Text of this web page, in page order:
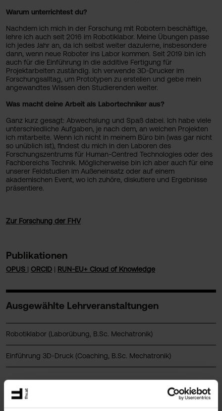
Warum unterrichtest du?
Nachdem ich mich in der Forschung mit Robotern beschäftige,
lehre ich auch seit 2016 im Robotiklabor. Meine Übungen passe
ich jedes Jahr an, da ich selbst weiter dazulerne, insbesondere
dann, wenn neue Roboter ins Labor kommen. Seit 2019 bin ich
auch für die Einführung in die additive Fertigung für
Projektarbeiten zuständig. Ich verwende 3D-Drucker im
Forschungsalltag, um Prototypen zu erstellen und gebe mein
angewandtes Wissen den Studierenden weiter.
Was macht deine Arbeit als Labortechniker aus?
Ganz kurz gesagt: Abwechslung und Spaß dabei. Ich habe viele
unterschiedliche Aufgaben, je nach dem, an welchen Projekten
ich mitarbeite. Wenn ich nicht in meinem Büro bin (was gar nicht
so unüblich ist), findest du mich in den Laboren des
Forschungszentrums für Human-Centred Technologies oder des
Fachbereichs Technik. Möglicherweise bin ich aber auch für eine
unserer Feldstudien im Außeneinsatz oder auf einem
akademischen Event, wo ich zuhöre, diskutiere und Ergebnisse
präsentiere.
Zur Forschung der FHV
Publikationen
OPUS | ORCID | RUN-EU+ Cloud of Knowledge
Ausgewählte Lehrveranstaltungen
Robotiklabor (Laborübung, B.Sc. Mechatronik)
Einführung 3D-Druck (Coaching, B.Sc. Mechatronik)
Lebenslauf